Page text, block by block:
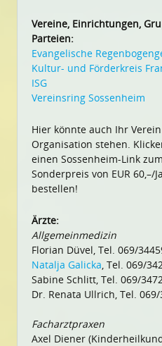
Vereine, Einrichtungen,
Parteien:
Evangelische
Kultur- und Förderkreis
ISG
Vereinsring Sossenheim
Hier könnte auch Ihr
Organisation stehen.
einen Sossenheim-Link
Sonderpreis von EUR 60,–/
bestellen!
Ärzte:
Allgemeinmedizin
Florian Düvel, Tel. 069/
Natalja Galicka, Tel. 069/
Sabine Schlitt, Tel. 069/
Dr. Renata Ullrich, Tel.
Facharztpraxen
Axel Diener